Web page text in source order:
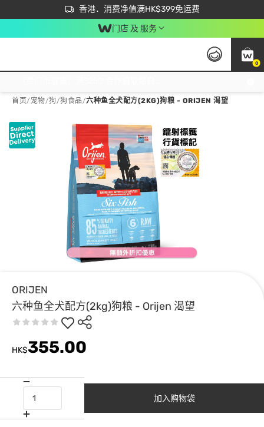
香港．消费净值满HK$399免运费
立即成为易赏钱会员尽享独家优惠
首次APP下单买满$450 输入 NEWAPP 即减$50
门店 及 服务
0
首页/ 宠物/狗/狗食品/六种鱼全犬配方(2KG)狗粮 - ORIJEN 渴望
ORIJEN
六种鱼全犬配方(2kg)狗粮 - Orijen 渴望
HK$355.00
加入购物袋